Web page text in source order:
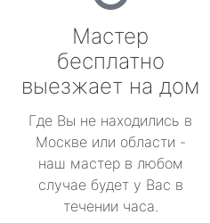
Мастер
бесплатно
выезжает на дом
Где Вы не находились в
Москве или области -
наш мастер в любом
случае будет у Вас в
течении часа.